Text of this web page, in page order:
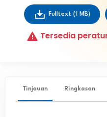
Fulltext (1 MB)
Tersedia
Tinjauan Ringkasan